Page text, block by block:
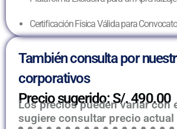
Certificación Física Válida para
También consulta por
corporativos
Precio sugerido: S/. 490.00
Los precios pueden variar con
sugiere consultar precio actual